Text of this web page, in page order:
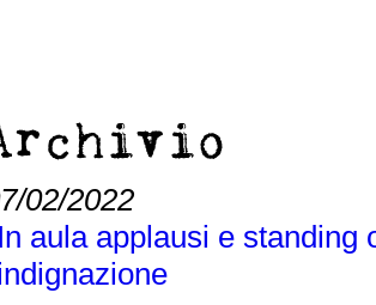
02/2022
In aula applausi e standing